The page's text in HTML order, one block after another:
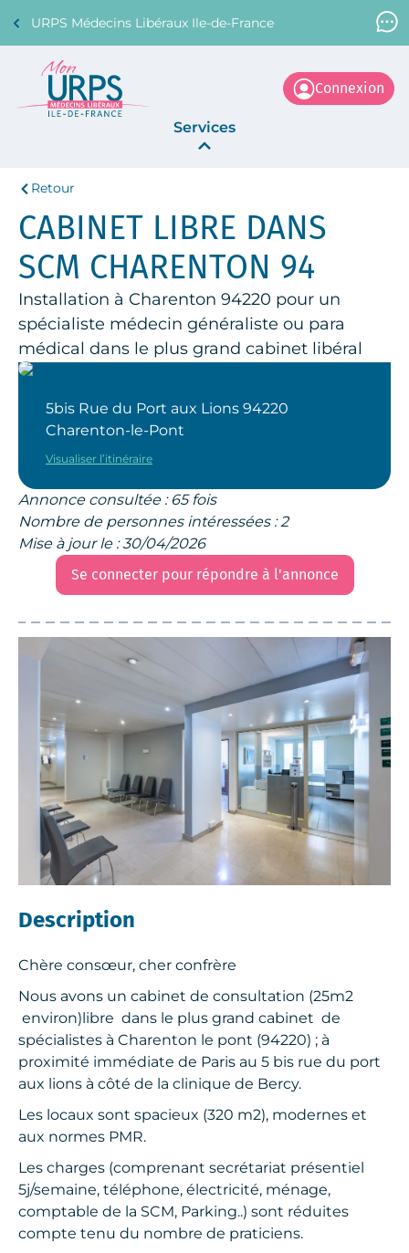
URPS Médecins Libéraux Ile-de-France
Support Médecin
01 45 45 45 45
Services
La Centrale
Connexion
Retour
CABINET LIBRE DANS
SCM CHARENTON 94
Installation à Charenton 94220 pour un
spécialiste médecin généraliste ou para
médical dans le plus grand cabinet libéral
5bis Rue du Port aux Lions 94220
Charenton-le-Pont
Visualiser l’itinéraire
Annonce consultée : 65 fois
Nombre de personnes intéressées : 2
Mise à jour le : 30/04/2026
Se connecter pour répondre à l'annonce
Description
Chère consœur, cher confrère
Nous avons un cabinet de consultation (25m2
environ)libre dans le plus grand cabinet de
spécialistes à Charenton le pont (94220) ; à
proximité immédiate de Paris au 5 bis rue du port
aux lions à côté de la clinique de Bercy.
Les locaux sont spacieux (320 m2), modernes et
aux normes PMR.
Les charges (comprenant secrétariat présentiel
5j/semaine, téléphone, électricité, ménage,
comptable de la SCM, Parking..) sont réduites
compte tenu du nombre de praticiens.